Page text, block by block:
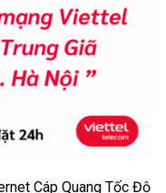
Cáp Quang Tốc Độ